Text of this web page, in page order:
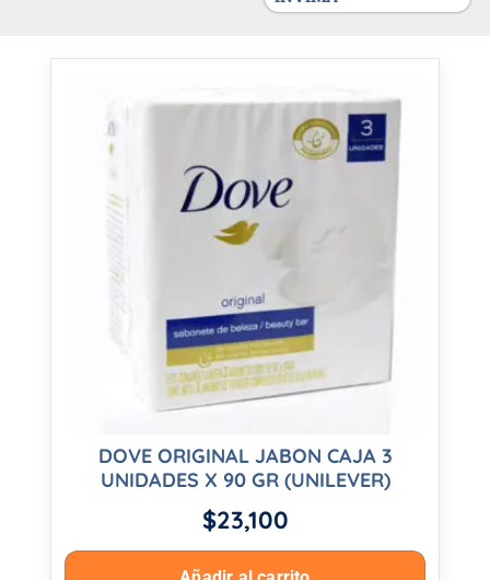
DOVE ORIGINAL JABON CAJA 3
UNIDADES X 90 GR (UNILEVER)
$23,100